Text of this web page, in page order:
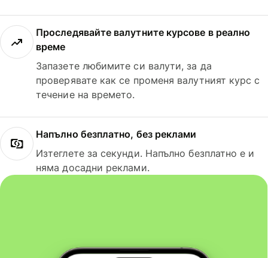
Проследявайте валутните курсове в реално
време
Запазете любимите си валути, за да
проверявате как се променя валутният курс с
течение на времето.
Напълно безплатно, без реклами
Изтеглете за секунди. Напълно безплатно е и
няма досадни реклами.